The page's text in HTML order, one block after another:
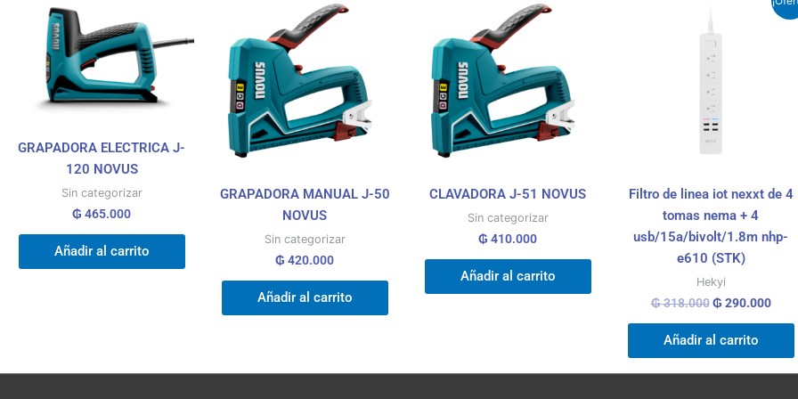
GRAPADORA ELECTRICA J-
120 NOVUS
Sin categorizar
₲ 465.000
Añadir al carrito
GRAPADORA MANUAL J-50
NOVUS
Sin categorizar
₲ 420.000
Añadir al carrito
CLAVADORA J-51 NOVUS
Sin categorizar
₲ 410.000
Añadir al carrito
Filtro de linea iot nexxt de 4
tomas nema + 4
usb/15a/bivolt/1.8m nhp-
e610 (STK)
Hekyi
₲318.000
original
era:
₲ 318.000.
₲ 290.000
Añadir al carrito